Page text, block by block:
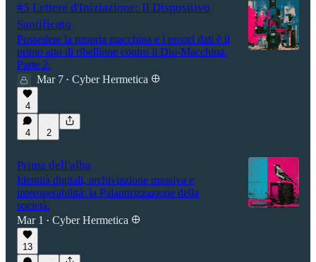
#5 Lettere d'Iniziazione: Il Dispositivo
Santificato
Possedere la propria macchina e i propri dati è il
primo atto di ribellione contro il Dio-Macchina.
Parte 2.
Mar 7 • Cyber Hermetica 𐀏
4
4 2
Prima dell'alba
Identità digitali, archiviazione massiva e
interoperabilità: la Palantirizzazione della
società.
Mar 1
• Cyber Hermetica 𐀏
13